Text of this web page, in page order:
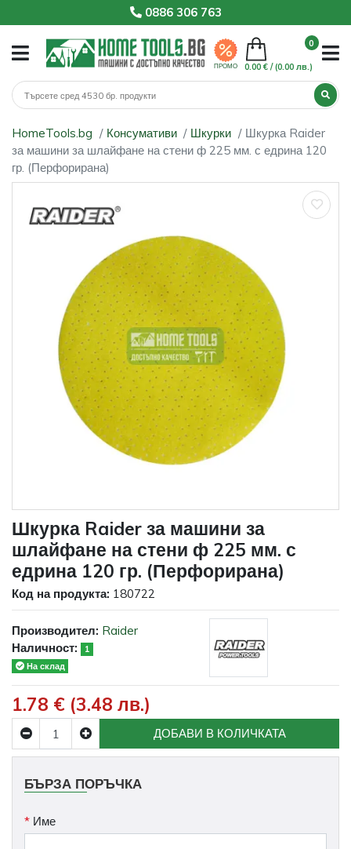
0886 306 763
ПРОМО
0
0.00 € /(0.00 лв.)
HomeTools.bg Консумативи Шкурки
Шкурка Raider
за машини за шлайфане на стени ф 225 мм. с едрина 120
гр. (Перфорирана)
Шкурка Raider за машини за
шлайфане на стени ф 225 мм. с
едрина 120 гр. (Перфорирана)
Код на продукта: 180722
Производител: Raider
Наличност:
1
На склад
1.78 € (3.48 лв.)
ДОБАВИ В КОЛИЧКАТА
БЪРЗА ПОРЪЧКА
* Име